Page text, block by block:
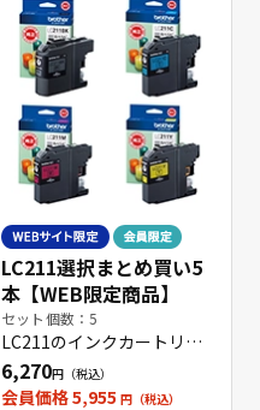
LC211選択まとめ買い5
本【WEB限定商品】
セット個数：5
LC211のインクカートリッ
ジをお好きな色の組み合わ
せで5本購入できます。
6,270
会員価格 5,955